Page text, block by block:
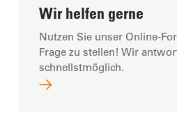
Wir helfen gerne
Nutzen Sie unser Online-
Frage zu stellen! Wir
schnellstmöglich.